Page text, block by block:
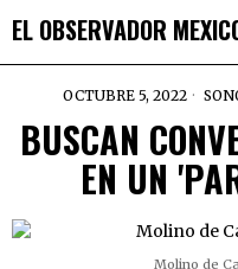
EL OBSERVADOR
OCTUBRE 5, 2022
BUSCAN
EN UN
Molino de